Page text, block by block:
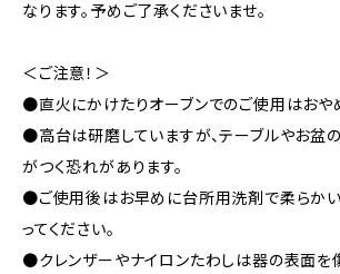
なります。予めご了承くださいませ。
＜ご注意！＞
●直火にかけたりオーブンでのご使用はおや
●高台は研磨していますが、テーブルやお盆
がつく恐れがあります。
●ご使用後はお早めに台所用洗剤で柔らか
ってください。
●クレンザーやナイロンたわしは器の表面を